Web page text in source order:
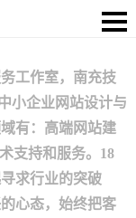
工作室，南充技
小企业网站设计与
有：高端网站建
支持和服务。18
求行业的突破
心态，始终把客